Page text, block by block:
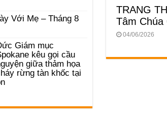
TRANG
Tâm Chúa
04/06/2026
Với Mẹ – Tháng 8
Giám mục
kêu gọi cầu
giữa thảm họa
rừng tàn khốc tại